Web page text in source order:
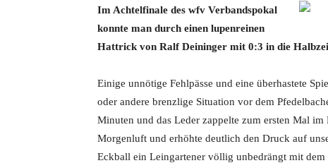
Im Achtelfinale des wfv Verbandspokal
konnte man durch einen lupenreinen
Hattrick von Ralf Deininger mit 0:3 in die
Einige unnötige Fehlpässe und eine überhastete
oder andere brenzlige Situation vor dem
Minuten und das Leder zappelte zum ersten Mal
Morgenluft und erhöhte deutlich den Druck auf
Eckball ein Leingartener völlig unbedrängt mit